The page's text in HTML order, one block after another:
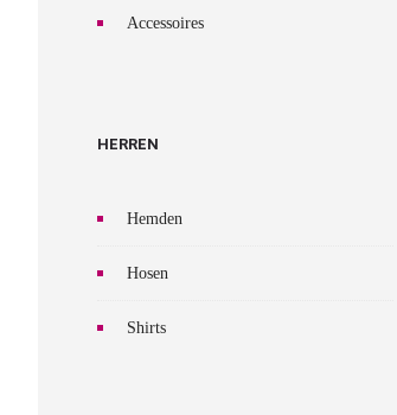
Accessoires
HERREN
Hemden
Hosen
Shirts